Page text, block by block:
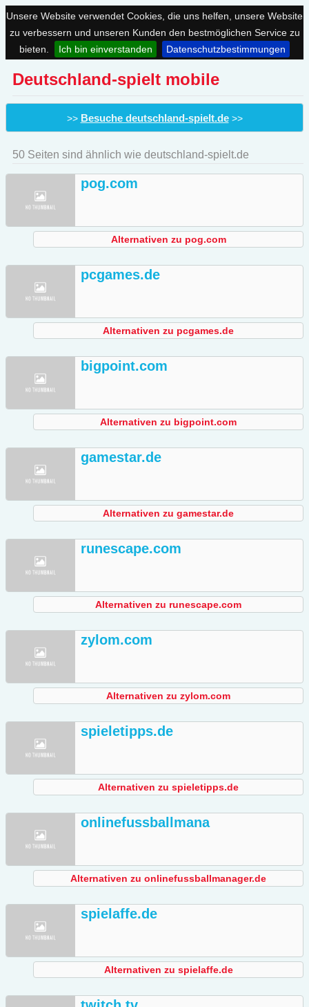
Unsere Website verwendet Cookies, die uns helfen, unsere Website
zu verbessern und unseren Kunden den bestmöglichen Service zu
bieten.
Ich bin einverstanden Datenschutzbestimmungen
Deutschland-spielt mobile
>> Besuche deutschland-spielt.de>>
50 Seiten sind ähnlich wie deutschland-spielt.de
pog.com
Alternativen zu pog.com
pcgames.de
Alternativen zu pcgames.de
bigpoint.com
Alternativen zu bigpoint.com
gamestar.de
Alternativen zu gamestar.de
runescape.com
Alternativen zu runescape.com
zylom.com
Alternativen zu zylom.com
spieletipps.de
Alternativen zu spieletipps.de
onlinefussballmana
Alternativen zu onlinefussballmanager.de
spielaffe.de
Alternativen zu spielaffe.de